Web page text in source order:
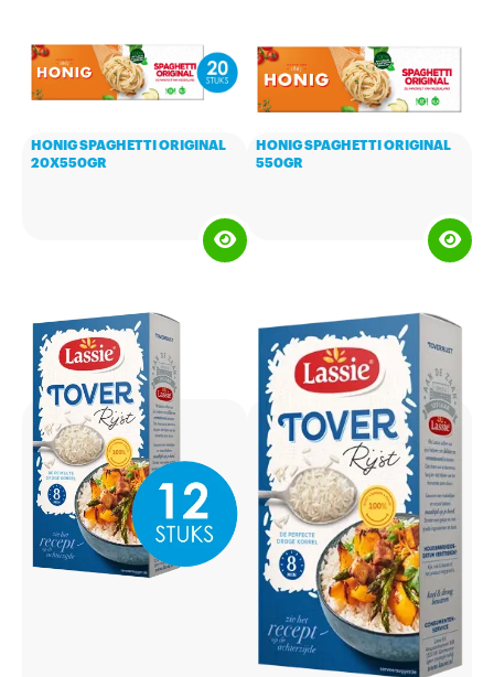
HONIG SPAGHETTI ORIGINAL
20X550GR
HONIG SPAGHETTI ORIGINAL
550GR